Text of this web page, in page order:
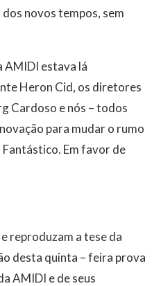
novos tempos, sem
AMIDI estava lá
Heron Cid, os diretores
Cardoso e nós – todos
para mudar o rumo
Em favor de
reproduzam a tese da
desta quinta – feira prova
AMIDI e de seus